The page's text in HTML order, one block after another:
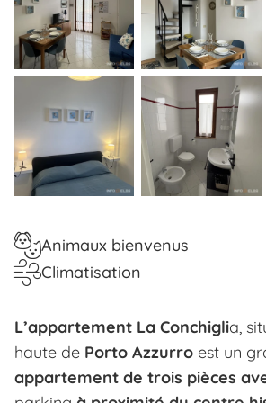
Animaux bienvenus
Climatisation
L’appartement La Conchiglia,
haute de Porto Azzurro est un
appartement de trois pièces